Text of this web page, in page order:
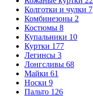
Колготки и чулки 7
Комбинезоны 2
Костюмы 8
Купальники 10
Куртки 177
Легинсы 3
Лонгсливы 68
Майки 61
Носки 9
Пальто 126